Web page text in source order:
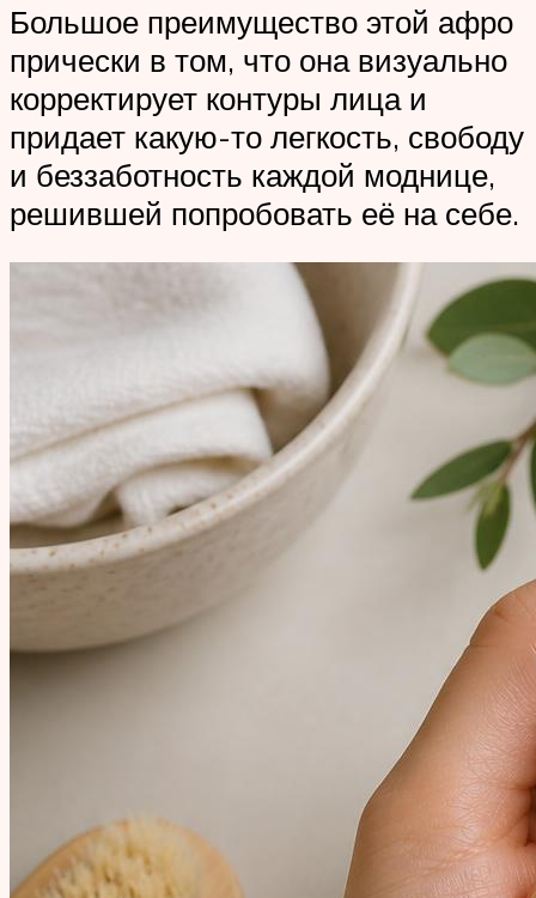
Большое преимущество этой афро
прически в том, что она визуально
корректирует контуры лица и
придает какую-то легкость, свободу
и беззаботность каждой моднице,
решившей попробовать её на себе.